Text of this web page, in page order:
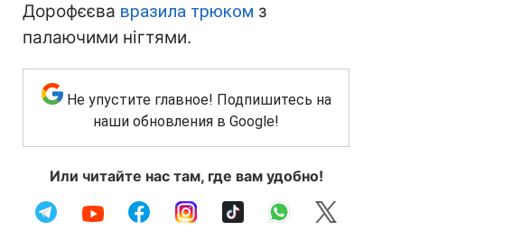
Дорофєєва вразила трюком з
палаючими нігтями.
Не упустите главное! Подпишитесь на
наши обновления в Google!
Или читайте нас там, где вам удобно!